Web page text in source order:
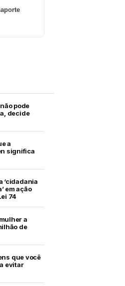
pode
decide
a
significa
‘cidadania
em ação
74
a
de
que você
evitar